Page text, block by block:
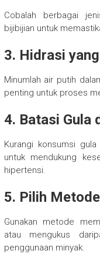
Cobalah berbagai
bijibijian untuk
3. Hidrasi
Minumlah air putih
penting untuk proses
4. Batasi Gula
Kurangi konsumsi
untuk mendukung
hipertensi.
5. Pilih
Gunakan metode
atau mengukus
penggunaan minyak.